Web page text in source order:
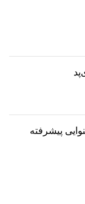
پیشرفته